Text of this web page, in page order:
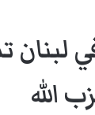
لبنان
الله